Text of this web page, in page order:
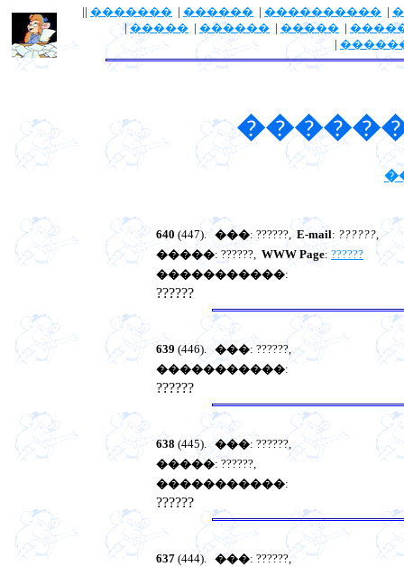
|| ������� | ������ | ���������� |
|����� | ������ | ����� |
|
640 (447).���: ??????,E-mail: ??????,
�����: ??????, WWW Page: ??????
�����������:
??????
639 (446).���: ??????,
�����������:
??????
638 (445). ���: ??????,
�����: ??????,
�����������:
??????
637 (444). ���: ??????,